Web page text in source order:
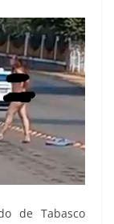
de Tabasco